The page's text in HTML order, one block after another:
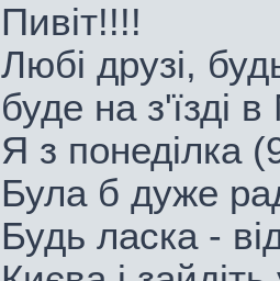
Пивіт!!!!
Любі друзі,
буде на з'їзді
Я з понеділка
Була б дуже
Будь ласка -